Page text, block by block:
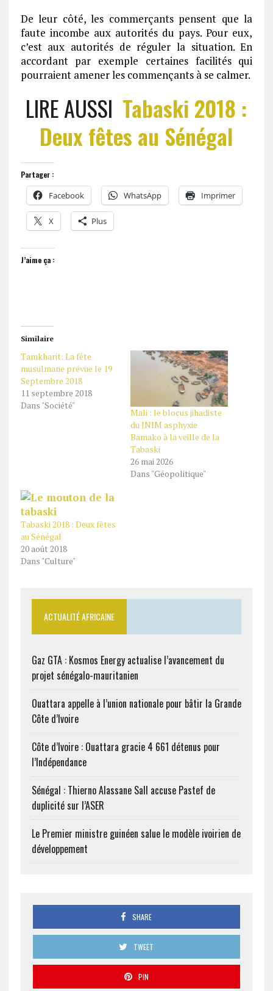
De leur côté, les commerçants pensent que la
faute incombe aux autorités du pays. Pour eux,
c’est aux autorités de réguler la situation. En
accordant par exemple certaines facilités qui
pourraient amener les commençants à se calmer.
LIRE AUSSI Tabaski 2018 :
Deux fêtes au Sénégal
Partager :
Facebook WhatsApp Imprimer
X Plus
J’aime ça :
Similaire
Tamkharit: La fête
musulmane prévue le 19
Septembre 2018
11 septembre 2018
Dans "Société"
Mali : le blocus jihadiste
du JNIM asphyxie
Bamako à la veille de la
Tabaski
26 mai 2026
Dans "Géopolitique"
Tabaski 2018 : Deux fêtes
au Sénégal
20 août 2018
Dans "Culture"
ACTUALITÉ AFRICAINE
Gaz GTA : Kosmos Energy actualise l’avancement du
projet sénégalo-mauritanien
Ouattara appelle à l’union nationale pour bâtir la Grande
Côte d’Ivoire
Côte d’Ivoire : Ouattara gracie 4 661 détenus pour
l’Indépendance
Sénégal : Thierno Alassane Sall accuse Pastef de
duplicité sur l’ASER
Le Premier ministre guinéen salue le modèle ivoirien de
développement
SHARE
TWEET
PIN